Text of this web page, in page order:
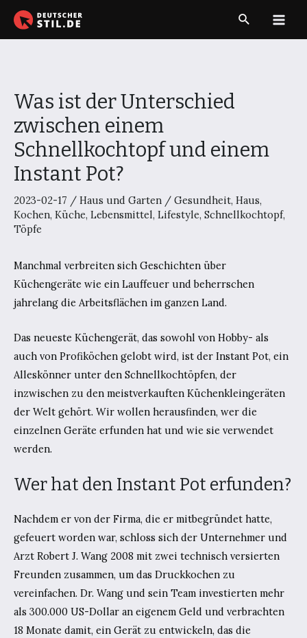
Zum
Inhalt
Suche
Was ist der Unterschied
zwischen einem
Schnellkochtopf und einem
Instant Pot?
2023-02-17 / Haus und Garten / Gesundheit, Haus,
Kochen, Küche, Lebensmittel, Lifestyle, Schnellkochtopf,
Töpfe
Manchmal verbreiten sich Geschichten über
Küchengeräte wie ein Lauffeuer und beherrschen
jahrelang die Arbeitsflächen im ganzen Land.
Das neueste Küchengerät, das sowohl von Hobby- als
auch von Profiköchen gelobt wird, ist der Instant Pot, ein
Alleskönner unter den Schnellkochtöpfen, der
inzwischen zu den meistverkauften Küchenkleingeräten
der Welt gehört. Wir wollen herausfinden, wer die
einzelnen Geräte erfunden hat und wie sie verwendet
werden.
Wer hat den Instant Pot erfunden?
Nachdem er von der Firma, die er mitbegründet hatte,
gefeuert worden war, schloss sich der Unternehmer und
Arzt Robert J. Wang 2008 mit zwei technisch versierten
Freunden zusammen, um das Druckkochen zu
vereinfachen. Dr. Wang und sein Team investierten mehr
als 300.000 US-Dollar an eigenem Geld und verbrachten
18 Monate damit, ein Gerät zu entwickeln, das die